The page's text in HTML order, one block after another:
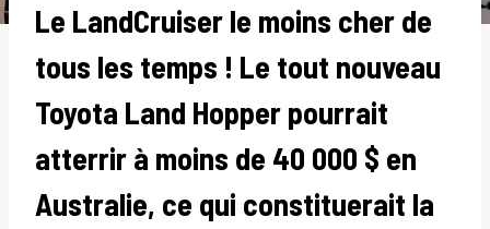
Le LandCruiser le moins cher de
tous les temps ! Le tout nouveau
Toyota Land Hopper pourrait
atterrir à moins de 40 000 $ en
Australie, ce qui constituerait la